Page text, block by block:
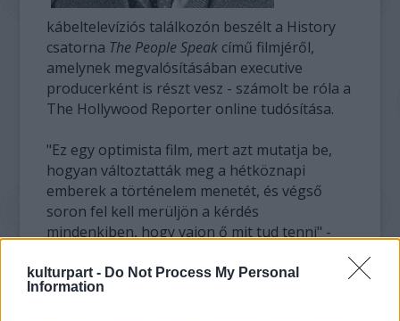
kulturpart - Do Not Process My Personal
Information
kábeltelevíziós találkozón beszélt a History
csatorna The People Speak című filmjéről,
amelynek megvalósításában executive
producerként is részt vesz - számolt be róla a
The Hollywood Reporter online tudósítása.
"Ez egy optimista film, mert azt mutatja be,
hogyan változtatták meg a hétköznapi
emberek a történelem menetét, és végső
soron fel kell merüljön a kérdés
mindenkiben, hogy vajon ő mit tud tenni" -
többek között Amerika függetlenségének
kikiáltását citálja a produkcióban.